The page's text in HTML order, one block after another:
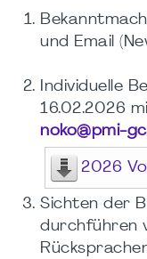
und Email
Individuelle
16.02.2026
noko@pmi-
2026
Sichten der
durchführen